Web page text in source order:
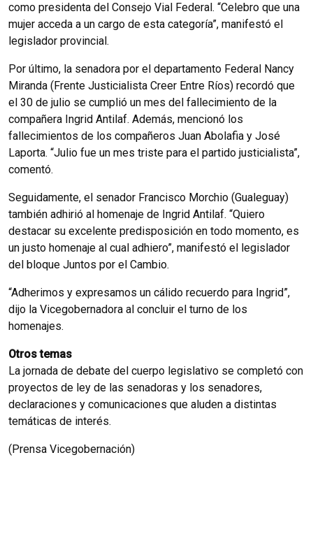
como presidenta del Consejo Vial Federal. “Celebro que una
mujer acceda a un cargo de esta categoría”, manifestó el
legislador provincial.
Por último, la senadora por el departamento Federal Nancy
Miranda (Frente Justicialista Creer Entre Ríos) recordó que
el 30 de julio se cumplió un mes del fallecimiento de la
compañera Ingrid Antilaf. Además, mencionó los
fallecimientos de los compañeros Juan Abolafia y José
Laporta. “Julio fue un mes triste para el partido justicialista”,
comentó.
Seguidamente, el senador Francisco Morchio (Gualeguay)
también adhirió al homenaje de Ingrid Antilaf. “Quiero
destacar su excelente predisposición en todo momento, es
un justo homenaje al cual adhiero”, manifestó el legislador
del bloque Juntos por el Cambio.
“Adherimos y expresamos un cálido recuerdo para Ingrid”,
dijo la Vicegobernadora al concluir el turno de los
homenajes.
Otros temas
La jornada de debate del cuerpo legislativo se completó con
proyectos de ley de las senadoras y los senadores,
declaraciones y comunicaciones que aluden a distintas
temáticas de interés.
(Prensa Vicegobernación)